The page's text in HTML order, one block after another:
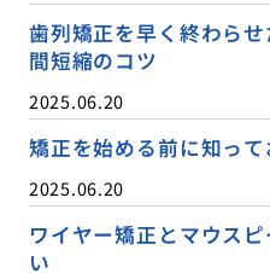
歯列矯正を早く終わら
間短縮のコツ
2025.06.20
矯正を始める前に知っ
2025.06.20
ワイヤー矯正とマウス
い